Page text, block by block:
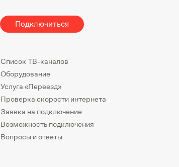
Подключиться
Список ТВ-каналов
Оборудование
Услуга «Переезд»
Проверка скорости интернета
Заявка на подключение
Возможность подключения
Вопросы и ответы